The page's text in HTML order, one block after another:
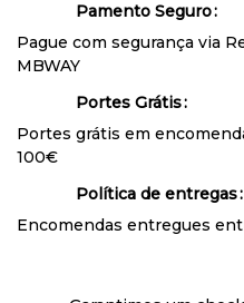
Pamento Seguro
Pague com segurança via
MBWAY
Portes Grátis
Portes grátis em
100€
Política de entregas
Encomendas entregues